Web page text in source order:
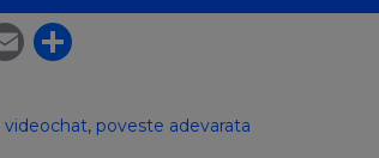
Email
videochat, poveste adevarata